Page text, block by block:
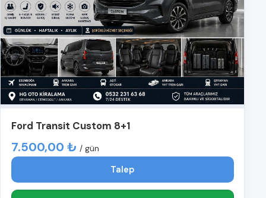
Ford Transit Custom 8+1
7.500,00 ₺ / gün
Talep